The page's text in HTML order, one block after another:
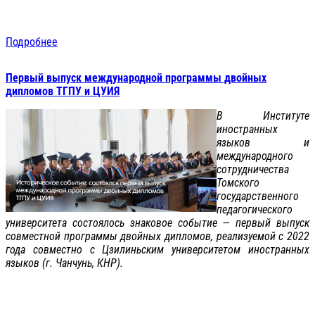
Подробнее
Первый выпуск международной программы двойных
дипломов ТГПУ и ЦУИЯ
В Институте
иностранных
языков и
международного
сотрудничества
Томского
государственного
педагогического
университета состоялось знаковое событие — первый выпуск
совместной программы двойных дипломов, реализуемой с 2022
года совместно с Цзилиньским университетом иностранных
языков (г. Чанчунь, КНР).